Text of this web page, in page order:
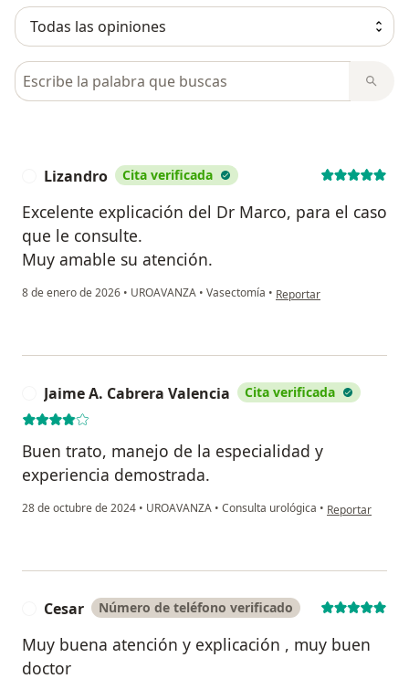
Busca en opiniones
Lizandro Cita verificada
Excelente explicación del Dr Marco, para el caso
que le consulte.
Muy amable su atención.
8 de enero de 2026 • UROAVANZA • Vasectomía • en opinión del usuario
Reportar
Jaime A. Cabrera Valencia Cita verificada
Buen trato, manejo de la especialidad y
experiencia demostrada.
28 de octubre de 2024 • UROAVANZA • Consulta urológica • en opinión del
Reportar
Cesar Número de teléfono verificado
Muy buena atención y explicación , muy buen
doctor